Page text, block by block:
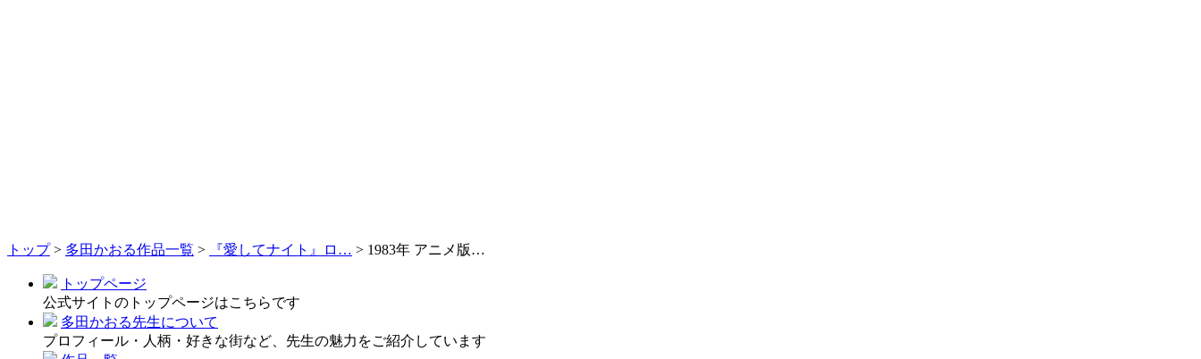
トップ> 多田かおる作品一覧 > 『愛してナイト』ロ… > 1983年 アニメ版…
トップページ
公式サイトのトップページはこちらです
多田かおる先生について
プロフィール・人柄・好きな街など、先生の魅力をご紹介しています